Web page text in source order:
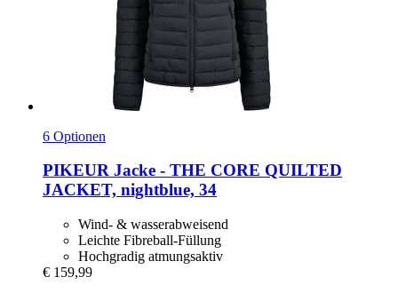
6 Optionen
PIKEUR Jacke -​ THE CORE QUILTED
JACKET, nightblue, 34
Wind- & wasserabweisend
Leichte Fibreball-Füllung
Hochgradig atmungsaktiv
€ 159,99